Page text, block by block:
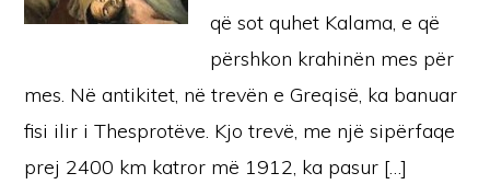
që sot quhet Kalama, e që
përshkon krahinën mes për
mes. Në antikitet, në trevën e Greqisë, ka banuar
fisi ilir i Thesprotëve. Kjo trevë, me një sipërfaqe
prej 2400 km katror më 1912, ka pasur […]